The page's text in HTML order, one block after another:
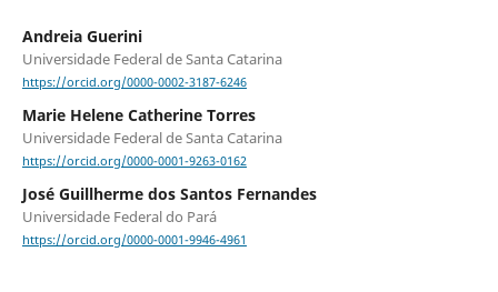
Andreia Guerini
Universidade Federal de Santa Catarina
https://orcid.org/0000-0002-3187-6246
Marie Helene Catherine Torres
Universidade Federal de Santa Catarina
https://orcid.org/0000-0001-9263-0162
José Guillherme dos Santos Fernandes
Universidade Federal do Pará
https://orcid.org/0000-0001-9946-4961